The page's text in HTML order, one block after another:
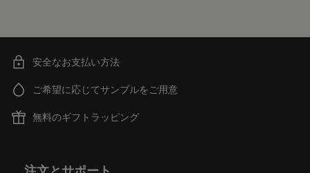
安全なお支払い方法
ご希望に応じてサンプルをご用意
無料のギフトラッピング